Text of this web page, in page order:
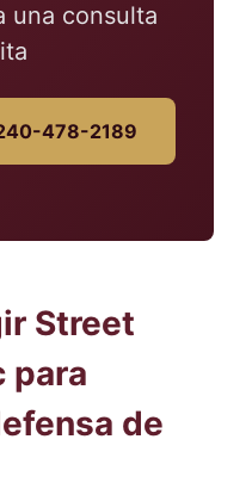
una consulta
478-2189
Street
para
de